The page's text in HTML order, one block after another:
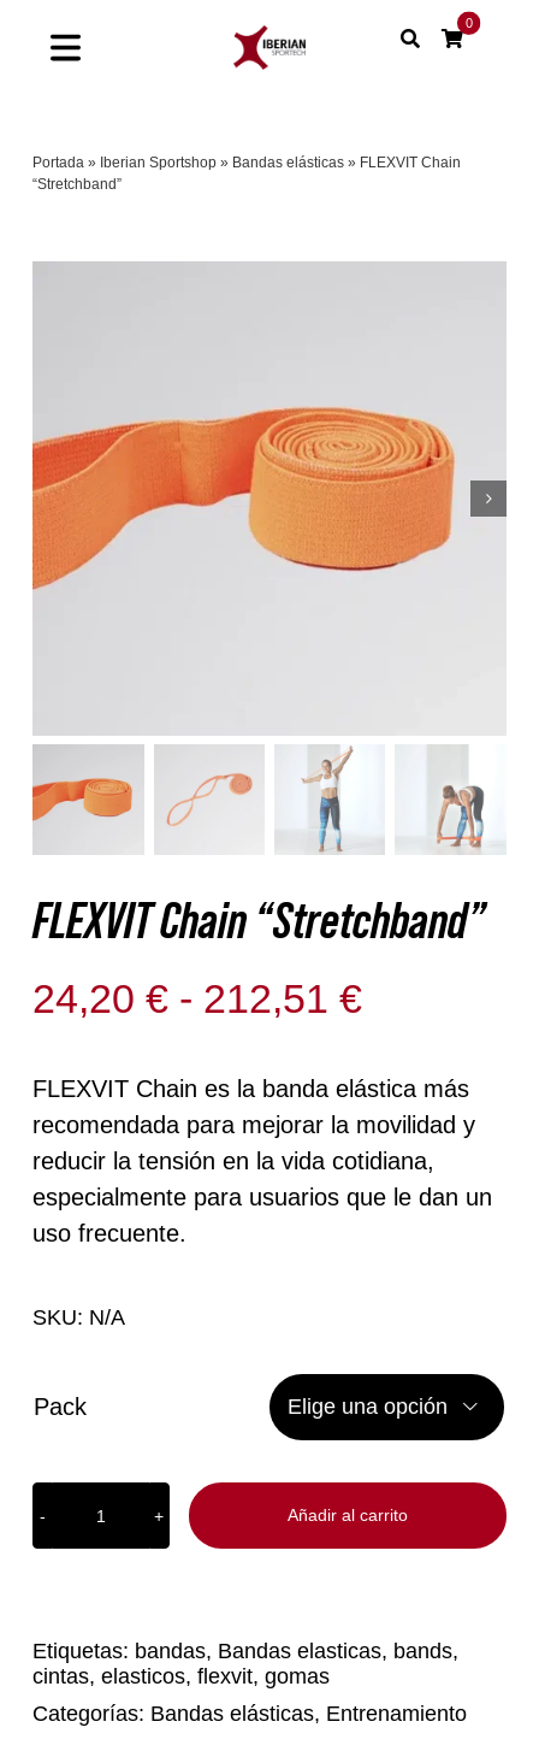
Toggle
Sinergias
Nosotros
0
Portada » Iberian Sportshop » Bandas elásticas » FLEXVIT Chain
“Stretchband”
FLEXVIT Chain “Stretchband”
24,20€ - 212,51€Rango
precios:
desde
24,20 €
FLEXVIT Chain es la banda elástica más
recomendada para mejorar la movilidad y
reducir la tensión en la vida cotidiana,
especialmente para usuarios que le dan un
uso frecuente.
SKU: N/A
Pack 
FLEXVIT
Chain
Añadir al carrito
Etiquetas: bandas, Bandas elasticas, bands,
cintas,elasticos,flexvit,gomas
Categorías: Bandas elásticas, Entrenamiento